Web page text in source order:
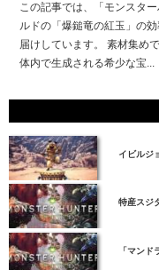
この記事では、「モンスタ
ルドの「爆鎚竜の紅玉」の
届けしています。 素材集め
体内で生成される希少な宝...
イビルジ
特産スジ
「マンド